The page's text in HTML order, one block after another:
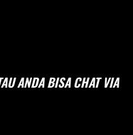
ANDA BISA CHAT VIA